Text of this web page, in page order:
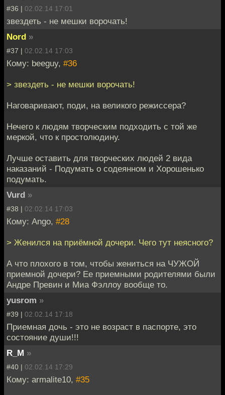
#36 | 02.02.14 17:01
звездеть - не мешки ворочать!
Nord »
#37 | 02.02.14 17:03
Кому: beeguy, #36
> звездеть - не мешки ворочать!
Наговаривают, поди, на великого режиссера?
Нечего к людям творческим подходить с той же
меркой, что к простолюдину.
Лучше оставить для творческих людей 2 вида
наказаний - Подумать о содеянном и Хорошенько
подумать.
Vurd »
#38 | 02.02.14 17:03
Кому: Ango, #28
> Женился на приёмной дочери. Чего тут неясного?
А что плохого в том, чтобы жениться на ЧУЖОЙ
приемной дочери? Ее приемными родителями были
Андре Превин и Миа Фэллоу вообще то.
yusrom »
#39 | 02.02.14 17:18
Приемная дочь - это не возраст в паспорте, это
состояние души!!!
R_M »
#40 | 02.02.14 17:29
Кому: armalite10, #35